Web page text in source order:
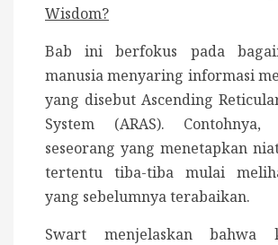
Wisdom?
Bab ini berfokus pada
manusia menyaring informasi
yang disebut Ascending
System (ARAS). Contohnya,
seseorang yang menetapkan
tertentu tiba-tiba mulai
yang sebelumnya terabaikan.
Swart menjelaskan bahwa